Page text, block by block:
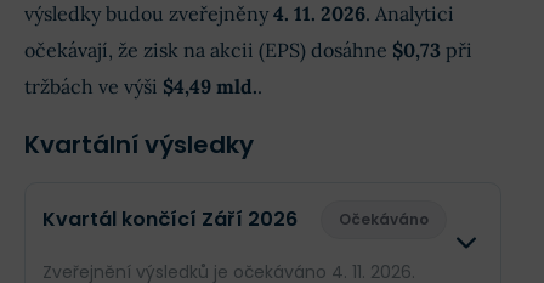
výsledky budou zveřejněny 4. 11. 2026. Analytici
očekávají, že zisk na akcii (EPS) dosáhne $0,73 při
tržbách ve výši $4,49 mld..
Kvartální výsledky
Kvartál končící Září 2026 Očekáváno
Zveřejnění výsledků je očekáváno 4. 11. 2026.